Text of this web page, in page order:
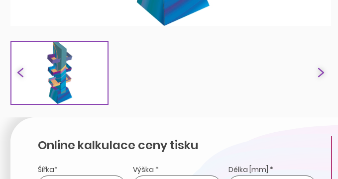
Online kalkulace ceny tisku
Šířka* Výška * Délka [mm] *